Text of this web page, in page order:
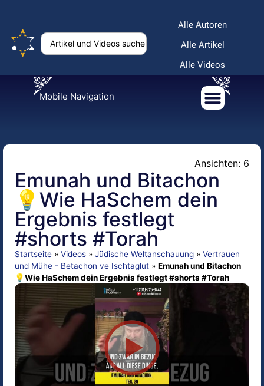
Alle Autoren
Alle Artikel
Alle Videos
Mobile Navigation
Ansichten: 6
Emunah und Bitachon
💡Wie HaSchem dein
Ergebnis festlegt
#shorts #Torah
Startseite » Videos » Jüdische Weltanschauung » Vertrauen
und Mühe - Betachon ve Ischtaglut » Emunah und Bitachon
💡Wie HaSchem dein Ergebnis festlegt #shorts #Torah